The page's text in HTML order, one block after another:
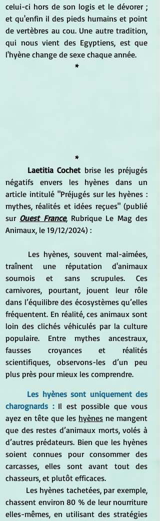
celui-ci hors de son logis et le dévorer ;
et qu'enfin il des pieds humains et point
de vertèbres au cou. Une autre tradition,
qui nous vient des Egyptiens, est que
l'hyène change de sexe chaque année.
*
*
Laetitia Cochet brise les préjugés
négatifs envers les hyènes dans un
article intitulé "Préjugés sur les hyènes :
mythes, réalités et idées reçues" (publié
sur Ouest France, Rubrique Le Mag des
Animaux, le 19/12/2024) :
Les hyènes, souvent mal-aimées,
traînent une réputation d'animaux
sournois et sans scrupules. Ces
carnivores, pourtant, jouent leur rôle
dans l’équilibre des écosystèmes qu’elles
fréquentent. En réalité, ces animaux sont
loin des clichés véhiculés par la culture
populaire. Entre mythes ancestraux,
fausses croyances et réalités
scientifiques, observons-les d’un peu
plus près pour mieux les comprendre.
Les hyènes sont uniquement des
charognards : Il est possible que vous
ayez en tête que les hyènes ne mangent
que des restes d’animaux morts, volés à
d’autres prédateurs. Bien que les hyènes
soient connues pour consommer des
carcasses, elles sont avant tout des
chasseurs, et plutôt efficaces.
chassent environ 80 % de leur nourriture
elles-mêmes, en utilisant des stratégies